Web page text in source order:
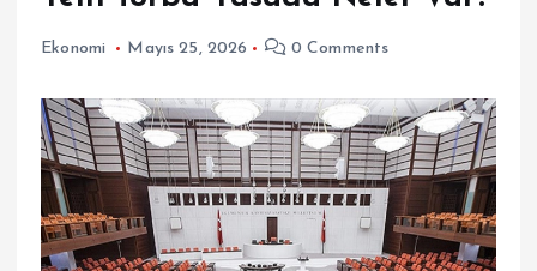
Ekonomi Mayıs 25, 2026 0 Comments